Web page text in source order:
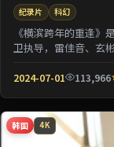
纪录片 科幻
《横滨跨年的重逢》
卫执导，雷佳音、玄
2024-07-01 113,966
韩国 4K